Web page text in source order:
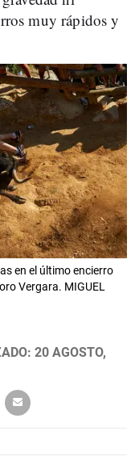
muy rápidos y
en el último encierro
Vergara. MIGUEL
20 AGOSTO,